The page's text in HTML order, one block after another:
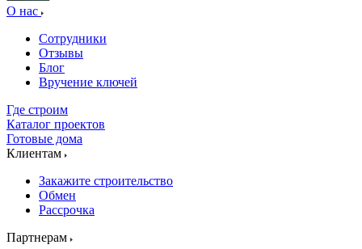
О нас
Сотрудники
Отзывы
Блог
Вручение ключей
Где строим
Каталог проектов
Готовые дома
Клиентам
Закажите строительство
Обмен
Рассрочка
Партнерам